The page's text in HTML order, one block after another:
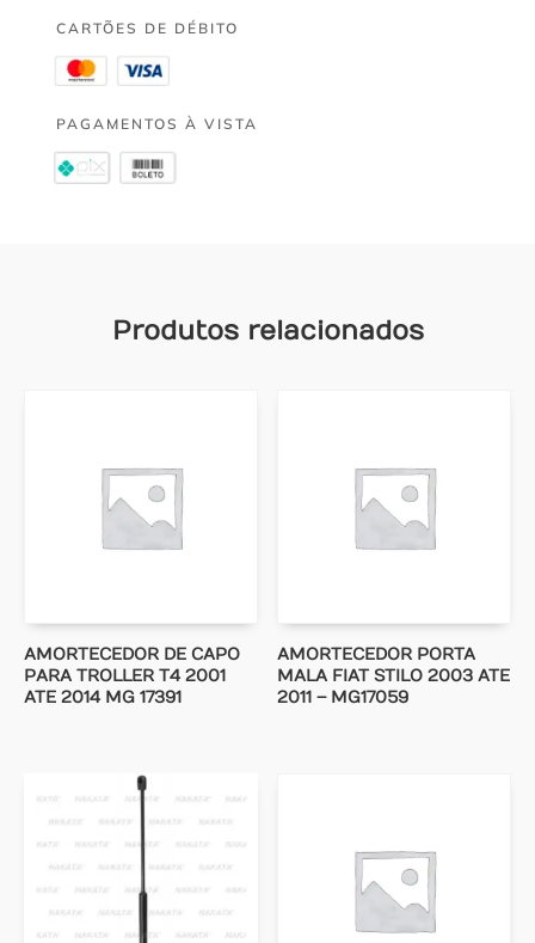
CARTÕES DE DÉBITO
PAGAMENTOS À VISTA
Produtos relacionados
AMORTECEDOR DE CAPO
PARA TROLLER T4 2001
ATE 2014 MG 17391
AMORTECEDOR PORTA
MALA FIAT STILO 2003 ATE
2011 – MG17059